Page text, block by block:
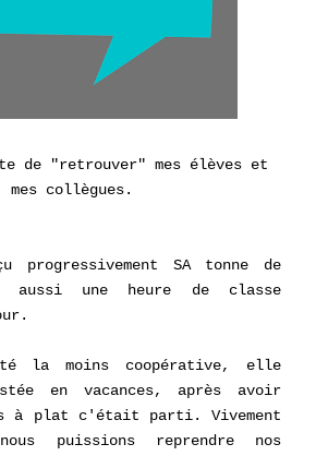
de "retrouver" mes élèves et
mes collègues.
progressivement SA tonne de
une heure de classe
la moins coopérative, elle
en vacances, après avoir
à plat c'était parti. Vivement
puissions reprendre nos